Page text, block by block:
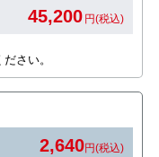
45,200 円(税込)
さい。
2,640円(税込)